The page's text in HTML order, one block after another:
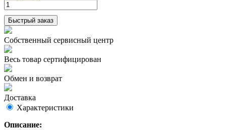
Быстрый заказ
Собственный сервисный центр
Весь товар сертифицирован
Обмен и возврат
Доставка
Характеристики
Описание: